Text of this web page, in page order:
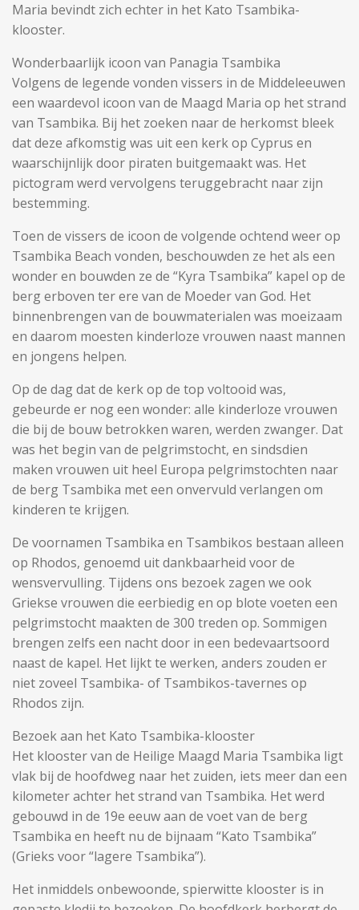
Maria bevindt zich echter in het Kato Tsambika-
klooster.
Wonderbaarlijk icoon van Panagia Tsambika
Volgens de legende vonden vissers in de Middeleeuwen
een waardevol icoon van de Maagd Maria op het strand
van Tsambika. Bij het zoeken naar de herkomst bleek
dat deze afkomstig was uit een kerk op Cyprus en
waarschijnlijk door piraten buitgemaakt was. Het
pictogram werd vervolgens teruggebracht naar zijn
bestemming.
Toen de vissers de icoon de volgende ochtend weer op
Tsambika Beach vonden, beschouwden ze het als een
wonder en bouwden ze de “Kyra Tsambika” kapel op de
berg erboven ter ere van de Moeder van God. Het
binnenbrengen van de bouwmaterialen was moeizaam
en daarom moesten kinderloze vrouwen naast mannen
en jongens helpen.
Op de dag dat de kerk op de top voltooid was,
gebeurde er nog een wonder: alle kinderloze vrouwen
die bij de bouw betrokken waren, werden zwanger. Dat
was het begin van de pelgrimstocht, en sindsdien
maken vrouwen uit heel Europa pelgrimstochten naar
de berg Tsambika met een onvervuld verlangen om
kinderen te krijgen.
De voornamen Tsambika en Tsambikos bestaan ​​alleen
op Rhodos, genoemd uit dankbaarheid voor de
wensvervulling. Tijdens ons bezoek zagen we ook
Griekse vrouwen die eerbiedig en op blote voeten een
pelgrimstocht maakten de 300 treden op. Sommigen
brengen zelfs een nacht door in een bedevaartsoord
naast de kapel. Het lijkt te werken, anders zouden er
niet zoveel Tsambika- of Tsambikos-tavernes op
Rhodos zijn.
Bezoek aan het Kato Tsambika-klooster
Het klooster van de Heilige Maagd Maria Tsambika ligt
vlak bij de hoofdweg naar het zuiden, iets meer dan een
kilometer achter het strand van Tsambika. Het werd
gebouwd in de 19e eeuw aan de voet van de berg
Tsambika en heeft nu de bijnaam “Kato Tsambika”
(Grieks voor “lagere Tsambika”).
Het inmiddels onbewoonde, spierwitte klooster is in